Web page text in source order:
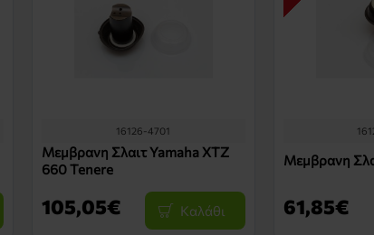
16126-4701
Μεμβρανη Σλαιτ Yamaha XTZ
660 Tenere
105,05€ Καλάθι
Μεμβρανη
61,85€